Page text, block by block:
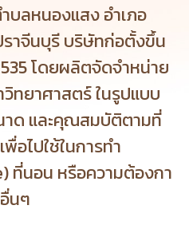
บลหนองแสง อำเภอ
าจีนบุรี บริษัทก่อตั้งขึ้น
โดยผลิตจัดจำหน่าย
วิทยาศาสตร์ในรูปแบบ
ด และคุณสมบัติตามที่
อไปใช้ในการทำ
ที่นอน หรือความต้องกา
นๆ